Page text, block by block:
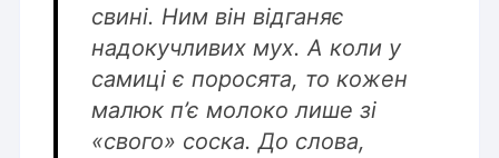
свині. Ним він відганяє
надокучливих мух. А коли у
самиці є поросята, то кожен
малюк п’є молоко лише зі
«свого» соска. До слова,